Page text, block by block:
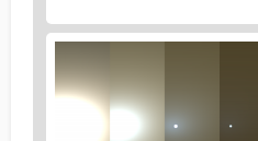
News
image
2